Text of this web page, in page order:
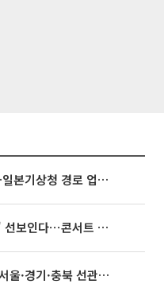
태풍 '돌핀' 오키나와 접근…일본기상청 경로 업데이트
빅뱅, 20주년 기념 '새 뱅봉' 선보인다⋯콘서트 앞두고 팝업 개최
북 선관위 등 추가 압수수색